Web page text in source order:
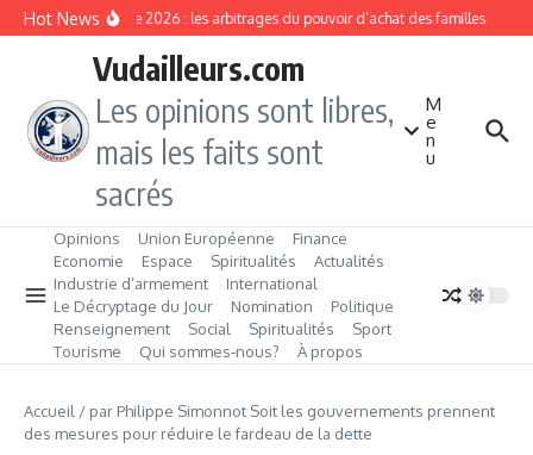
Aller au contenu
Hot NewsRentrée 2026 : les arbitrages du pouvoir d’achat des familles
Vudailleurs.com
Les opinions sont libres,
mais les faits sont
sacrés
M
e
n
u
Opinions Union Européenne
Finance
Economie
Espace Spiritualités
Actualités
Industrie d’armement
International
Le Décryptage du Jour
Nomination
Politique
Renseignement
Social Spiritualités
Sport
Tourisme
Qui sommes‑nous? À propos
Accueil / par Philippe Simonnot Soit les gouvernements prennent
des mesures pour réduire le fardeau de la dette